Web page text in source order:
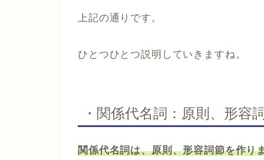
上記の通りです。
ひとつひとつ説明していきますね。
・関係代名詞：原則、形容
関係代名詞は、原則、形容詞節を作り